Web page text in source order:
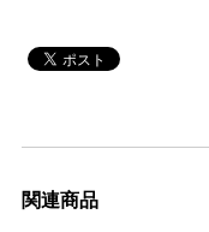
関連商品